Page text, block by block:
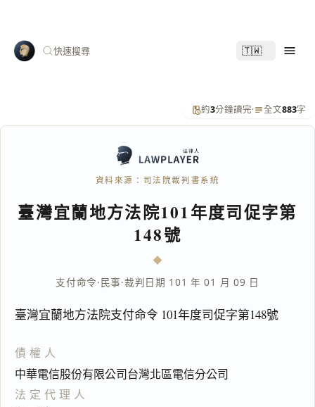
快速搜尋 🇹🇼
約3分鐘讀完· 全文883字
資料來源：司法院裁判書系統
臺灣宜蘭地方法院101年度司促字第
148號
支付命令·民事·裁判日期 101 年 01 月 09 日
臺灣宜蘭地方法院支付命令 101年度司促字第148號
債權人
中華電信股份有限公司台灣北區電信分公司
法定代理人